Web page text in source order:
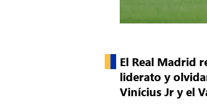
El Real Madrid
liderato y
Vinícius Jr y el